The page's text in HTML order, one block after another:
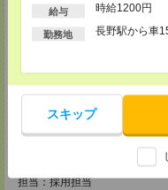
給与 時給1200円
勤務地
長野駅から車
スキップ
松山営業所
〒790-0003
愛媛県松山市三番町7丁目1
FAX：0120-709-890
担当：採用担当
福岡営業所
〒810-0801
担当：採用担当